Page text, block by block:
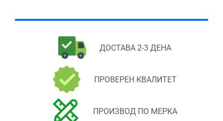
ДОСТАВА 2-3 ДЕНА
ПРОВЕРЕН КВАЛИТЕТ
ПРОИЗВОД ПО МЕРКА